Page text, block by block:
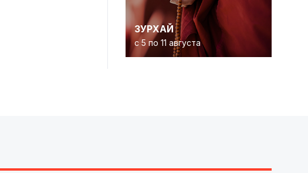
ЗУРХАЙ
с 5 по 11 августа